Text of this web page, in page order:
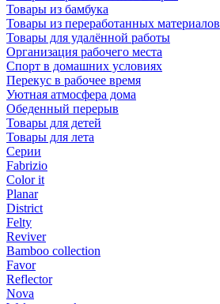
Товары из бамбука
Товары из переработанных материалов
Товары для удалённой работы
Организация рабочего места
Спорт в домашних условиях
Перекус в рабочее время
Уютная атмосфера дома
Обеденный перерыв
Товары для детей
Товары для лета
Серии
Fabrizio
Color it
Planar
District
Felty
Reviver
Bamboo collection
Favor
Reflector
Nova